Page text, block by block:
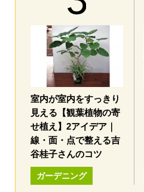
室内が室内をすっきり
見える【観葉植物の寄
せ植え】2アイデア｜
線・面・点で整える吉
谷桂子さんのコツ
ガーデニング